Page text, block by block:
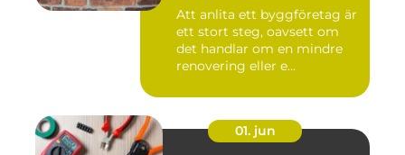
Att anlita ett byggföretag är
ett stort steg, oavsett om
det handlar om en mindre
renovering eller e...
01. jun